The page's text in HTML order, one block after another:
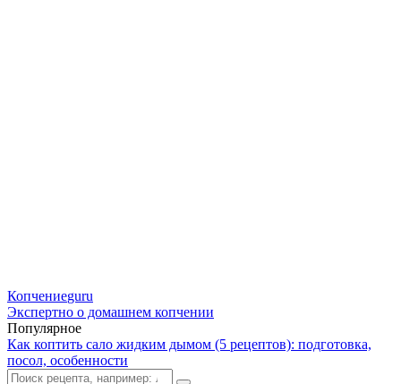
Копчениеguru
Экспертно о домашнем копчении
Популярное
Как коптить сало жидким дымом (5 рецептов): подготовка,
посол, особенности